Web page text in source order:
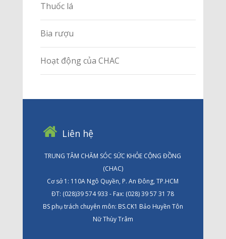
Thuốc lá
Bia rượu
Hoạt động của CHAC
Liên hệ
TRUNG TÂM CHĂM SÓC SỨC KHỎE CỘNG ĐỒNG
(CHAC)
Cơ sở 1: 110A Ngô Quyền, P. An Đông, TP.HCM
ĐT: (028)39 574 933 - Fax: (028) 39 57 31 78
BS phụ trách chuyên môn: BS.CK1 Bảo Huyền Tôn
Nữ Thùy Trâm